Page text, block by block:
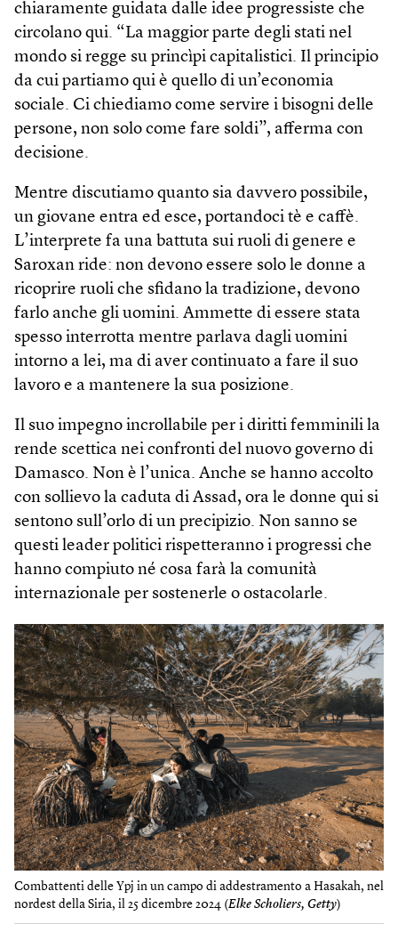
chiaramente guidata dalle idee progressiste che
circolano qui. “La maggior parte degli stati nel
mondo si regge su princìpi capitalistici. Il principio
da cui partiamo qui è quello di un’economia
sociale. Ci chiediamo come servire i bisogni delle
persone, non solo come fare soldi”, afferma con
decisione.
Mentre discutiamo quanto sia davvero possibile,
un giovane entra ed esce, portandoci tè e caffè.
L’interprete fa una battuta sui ruoli di genere e
Saroxan ride: non devono essere solo le donne a
ricoprire ruoli che sfidano la tradizione, devono
farlo anche gli uomini. Ammette di essere stata
spesso interrotta mentre parlava dagli uomini
intorno a lei, ma di aver continuato a fare il suo
lavoro e a mantenere la sua posizione.
Il suo impegno incrollabile per i diritti femminili la
rende scettica nei confronti del nuovo governo di
Damasco. Non è l’unica. Anche se hanno accolto
con sollievo la caduta di Assad, ora le donne qui si
sentono sull’orlo di un precipizio. Non sanno se
questi leader politici rispetteranno i progressi che
hanno compiuto né cosa farà la comunità
internazionale per sostenerle o ostacolarle.
Combattenti delle Ypj in un campo di addestramento a Hasakah, nel
nordest della Siria, il 25 dicembre 2024 (Elke Scholiers, Getty)